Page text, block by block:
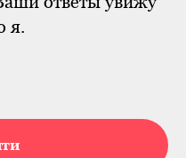
я.